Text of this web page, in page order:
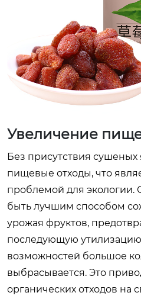
Увеличение
Без присутствия сушеных
пищевые отходы, что
проблемой для экологии.
быть лучшим способом
урожая фруктов,
последующую утилизацию.
возможностей большое
выбрасывается. Это
органических отходов на